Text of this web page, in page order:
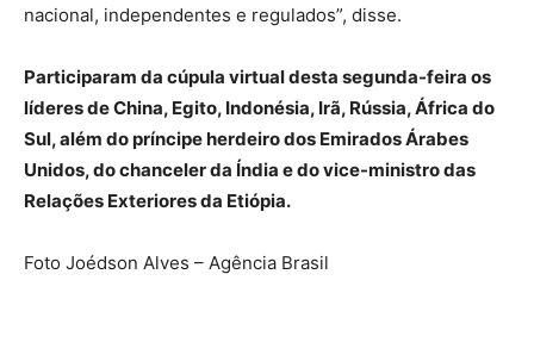
nacional, independentes e regulados”, disse.
Participaram da cúpula virtual desta segunda-feira os
líderes de China, Egito, Indonésia, Irã, Rússia, África do
Sul, além do príncipe herdeiro dos Emirados Árabes
Unidos, do chanceler da Índia e do vice-ministro das
Relações Exteriores da Etiópia.
Foto Joédson Alves – Agência Brasil